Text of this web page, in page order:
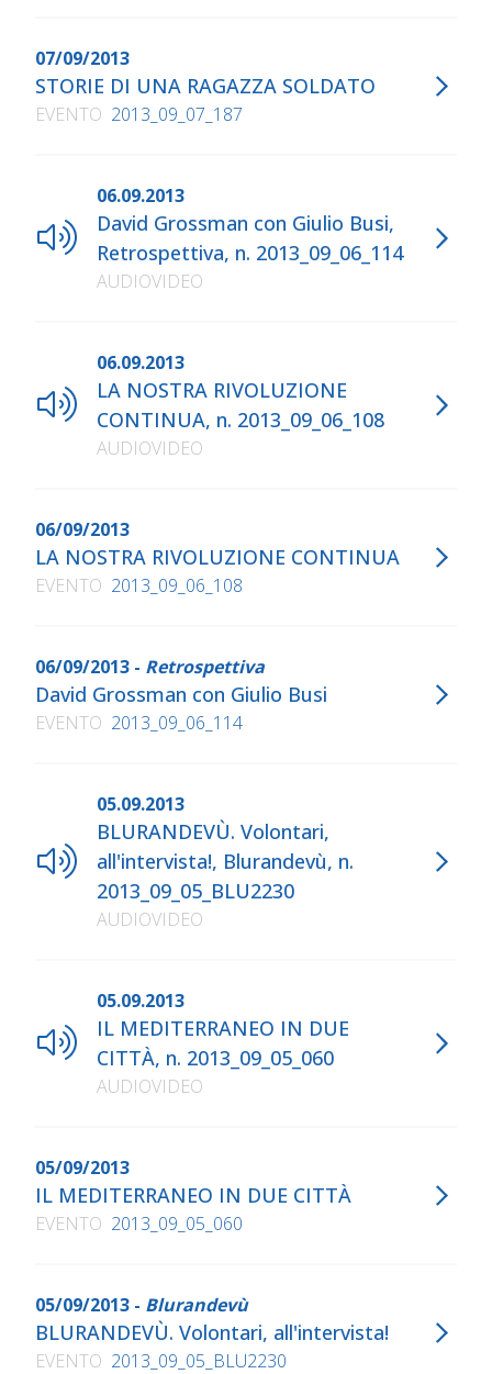
07/09/2013
STORIE DI UNA RAGAZZA SOLDATO
EVENTO 2013_09_07_187
06.09.2013
David Grossman con Giulio Busi,
Retrospettiva, n. 2013_09_06_114
AUDIOVIDEO
06.09.2013
LA NOSTRA RIVOLUZIONE
CONTINUA, n. 2013_09_06_108
AUDIOVIDEO
06/09/2013
LA NOSTRA RIVOLUZIONE CONTINUA
EVENTO 2013_09_06_108
06/09/2013 - Retrospettiva
David Grossman con Giulio Busi
EVENTO 2013_09_06_114
05.09.2013
BLURANDEVÙ. Volontari,
all'intervista!, Blurandevù, n.
2013_09_05_BLU2230
AUDIOVIDEO
05.09.2013
IL MEDITERRANEO IN DUE
CITTÀ, n. 2013_09_05_060
AUDIOVIDEO
05/09/2013
IL MEDITERRANEO IN DUE CITTÀ
EVENTO 2013_09_05_060
05/09/2013 - Blurandevù
BLURANDEVÙ. Volontari, all'intervista!
EVENTO 2013_09_05_BLU2230